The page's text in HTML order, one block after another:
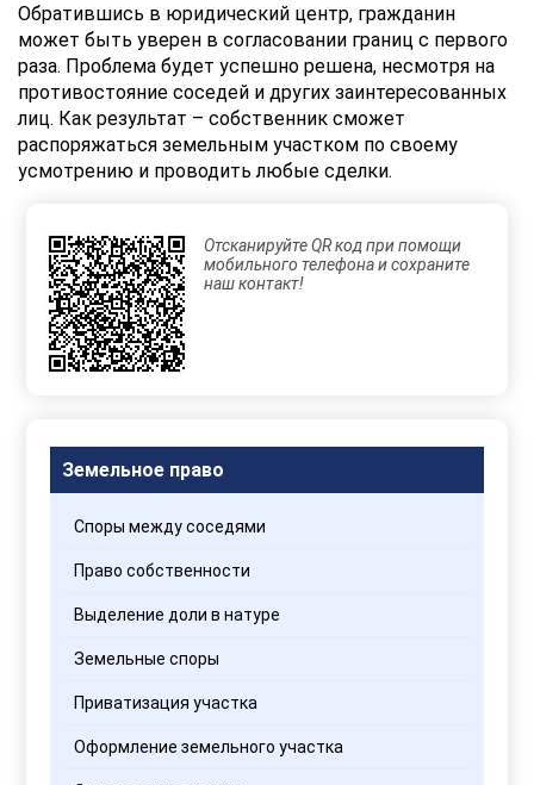
Обратившись в юридический центр, гражданин
может быть уверен в согласовании границ с первого
раза. Проблема будет успешно решена, несмотря на
противостояние соседей и других заинтересованных
лиц. Как результат – собственник сможет
распоряжаться земельным участком по своему
усмотрению и проводить любые сделки.
Отсканируйте QR код при помощи
мобильного телефона и сохраните
наш контакт!
Земельное право
Споры между соседями
Право собственности
Выделение доли в натуре
Земельные споры
Приватизация участка
Оформление земельного участка